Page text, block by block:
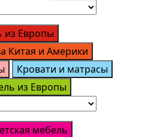
из Европы
Китая и Америки
Кровати и матрасы
из Европы
мебель